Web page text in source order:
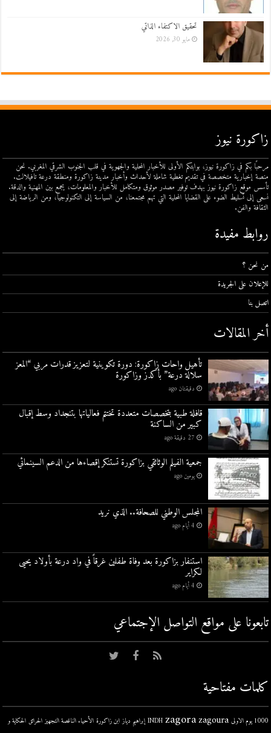
تحقيق الاكتفاء الذاتي
مايو 30, 2026
زاكورة نيوز
مرحبًا بكم في زاكورة نيوز، بوابتكم الأولى للأخبار المحلية والجهوية في قلب الجنوب الشرقي المغربي. نحن
منصة إخبارية متخصصة في تقديم تغطية شاملة لأحداث وأخبار مدينة زاكورة ومنطقة درعة تافيلالت.
تأسس موقع زاكورة نيوز بهدف توفير مصدر موثوق ومتكامل للأخبار والمعلومات، يجمع بين المهنية والدقة.
نسعى إلى تسليط الضوء على القضايا المحلية التي تهم مجتمعنا، من السياسة إلى التكنولوجيا، ومن الرياضة إلى
الثقافة والفن.
روابط مفيدة
من نحن ؟
للإعلان على الجريدة
اتصل بنا
أخر المقالات
تأهيل واحات زاكورة: دورة تكوينية لتعزيز قدرات مربي “المعز
سلالة درعة” بأكدز وزاكورة
دقيقتان ago
قافلة طبية بتخصصات متعددة تختتم فعالياتها بتنجداد وسط إقبال
كبير من الساكنة
27 دقيقة ago
جمعية الفيلم الوثائقي بزاكورة تستنكر إقصاءها من الدعم السينمائي
يومين ago
المجلس الوطني للصحافة.. الذي نريد
4 أيام ago
استنفار بزاكورة بعد وفاة طفلين غرقاً في واد درعة بأولاد يحيى
لكراير
4 أيام ago
تابعونا على مواقع التواصل اﻹجتماعي
كلمات مفتاحية
1000 يوم الاولى INDH zagora zagoura إبراهيم دياز ابن زاكورة الأحياء الناقصة التجهيز الحرائق الحكاية و